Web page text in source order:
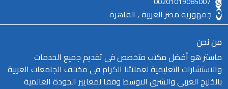
جمهورية مصر العربية , القاهرة
من نحن
ماستر هو أفضل مكتب متخصص فى تقديم جميع الخدمات
والاستشارات التعليمية لعملائنا الكرام فى مختلف الجامعات العربية
بالخليج العربى والشرق الاوسط وفقا لمعايير الجودة العالمية